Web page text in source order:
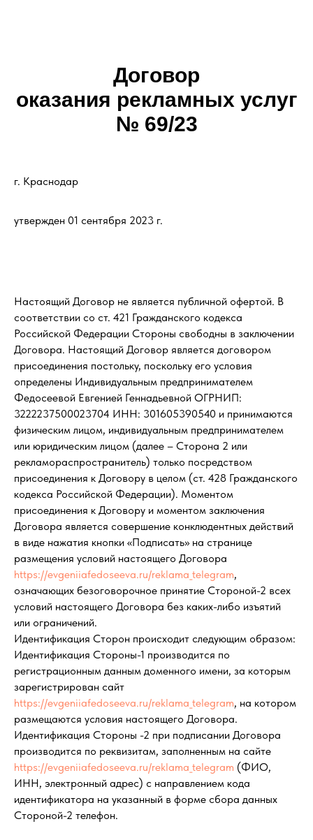
Договор
оказания рекламных услуг
№ 69/23
г. Краснодар
утвержден 01 сентября 2023 г.
Настоящий Договор не является публичной офертой. В
соответствии со ст. 421 Гражданского кодекса
Российской Федерации Стороны свободны в заключении
Договора. Настоящий Договор является договором
присоединения постольку, поскольку его условия
определены Индивидуальным предпринимателем
Федосеевой Евгенией Геннадьевной ОГРНИП:
3222237500023704 ИНН: 301605390540 и принимаются
физическим лицом, индивидуальным предпринимателем
или юридическим лицом (далее – Сторона 2 или
рекламораспространитель) только посредством
присоединения к Договору в целом (ст. 428 Гражданского
кодекса Российской Федерации). Моментом
присоединения к Договору и моментом заключения
Договора является совершение конклюдентных действий
в виде нажатия кнопки «Подписать» на странице
размещения условий настоящего Договора
https://evgeniiafedoseeva.ru/reklama_telegram,
означающих безоговорочное принятие Стороной-2 всех
условий настоящего Договора без каких-либо изъятий
или ограничений.
Идентификация Сторон происходит следующим образом:
Идентификация Стороны-1 производится по
регистрационным данным доменного имени, за которым
зарегистрирован сайт
https://evgeniiafedoseeva.ru/reklama_telegram, на котором
размещаются условия настоящего Договора.
Идентификация Стороны -2 при подписании Договора
производится по реквизитам, заполненным на сайте
https://evgeniiafedoseeva.ru/reklama_telegram (ФИО,
ИНН, электронный адрес) с направлением кода
идентификатора на указанный в форме сбора данных
Стороной-2 телефон.